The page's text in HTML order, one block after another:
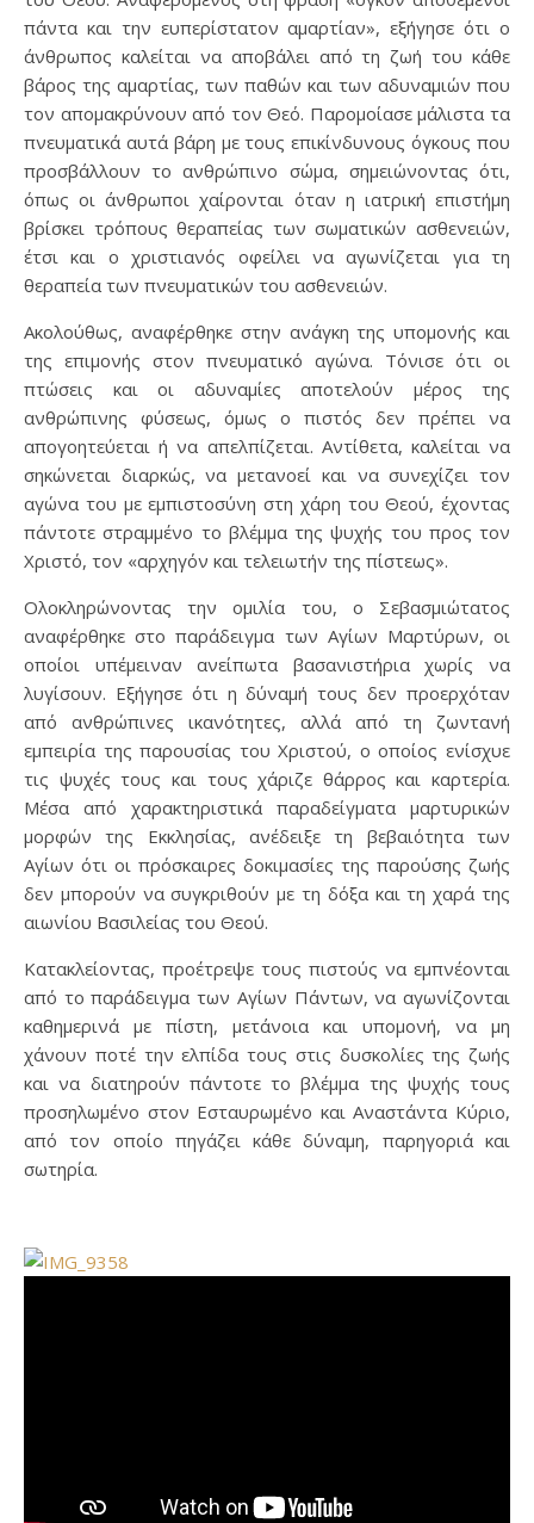
πάντα και την ευπερίστατον αμαρτίαν», εξήγησε ότι ο
άνθρωπος καλείται να αποβάλει από τη ζωή του κάθε
βάρος της αμαρτίας, των παθών και των αδυναμιών που
τον απομακρύνουν από τον Θεό. Παρομοίασε μάλιστα τα
πνευματικά αυτά βάρη με τους επικίνδυνους όγκους που
προσβάλλουν το ανθρώπινο σώμα, σημειώνοντας ότι,
όπως οι άνθρωποι χαίρονται όταν η ιατρική επιστήμη
βρίσκει τρόπους θεραπείας των σωματικών ασθενειών,
έτσι και ο χριστιανός οφείλει να αγωνίζεται για τη
θεραπεία των πνευματικών του ασθενειών.
Ακολούθως, αναφέρθηκε στην ανάγκη της υπομονής και
της επιμονής στον πνευματικό αγώνα. Τόνισε ότι οι
πτώσεις και οι αδυναμίες αποτελούν μέρος της
ανθρώπινης φύσεως, όμως ο πιστός δεν πρέπει να
απογοητεύεται ή να απελπίζεται. Αντίθετα, καλείται να
σηκώνεται διαρκώς, να μετανοεί και να συνεχίζει τον
αγώνα του με εμπιστοσύνη στη χάρη του Θεού, έχοντας
πάντοτε στραμμένο το βλέμμα της ψυχής του προς τον
Χριστό, τον «αρχηγόν και τελειωτήν της πίστεως».
Ολοκληρώνοντας την ομιλία του, ο Σεβασμιώτατος
αναφέρθηκε στο παράδειγμα των Αγίων Μαρτύρων, οι
οποίοι υπέμειναν ανείπωτα βασανιστήρια χωρίς να
λυγίσουν. Εξήγησε ότι η δύναμή τους δεν προερχόταν
από ανθρώπινες ικανότητες, αλλά από τη ζωντανή
εμπειρία της παρουσίας του Χριστού, ο οποίος ενίσχυε
τις ψυχές τους και τους χάριζε θάρρος και καρτερία.
Μέσα από χαρακτηριστικά παραδείγματα μαρτυρικών
μορφών της Εκκλησίας, ανέδειξε τη βεβαιότητα των
Αγίων ότι οι πρόσκαιρες δοκιμασίες της παρούσης ζωής
δεν μπορούν να συγκριθούν με τη δόξα και τη χαρά της
αιωνίου Βασιλείας του Θεού.
Κατακλείοντας, προέτρεψε τους πιστούς να εμπνέονται
από το παράδειγμα των Αγίων Πάντων, να αγωνίζονται
καθημερινά με πίστη, μετάνοια και υπομονή, να μη
χάνουν ποτέ την ελπίδα τους στις δυσκολίες της ζωής
και να διατηρούν πάντοτε το βλέμμα της ψυχής τους
προσηλωμένο στον Εσταυρωμένο και Αναστάντα Κύριο,
από τον οποίο πηγάζει κάθε δύναμη, παρηγοριά και
σωτηρία.